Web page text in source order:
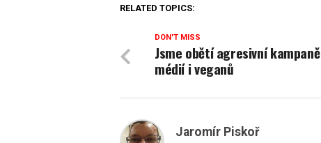
RELATED TOPICS:
DON'T MISS
Jsme obětí agresivní kampaně
médií i veganů
Jaromír Piskoř